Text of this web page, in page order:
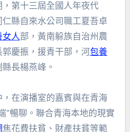
第十三屆全國人年夜代
縣自來水公司職工夏吾卓
女人部，黃南躲族自治州農
慶振，援青干部，河包養
縣長楊燕峰。
，在演播室的嘉賓與在青海
”暢聊。聯合青海本地的現實
焦花費扶貧、財產扶貧等範